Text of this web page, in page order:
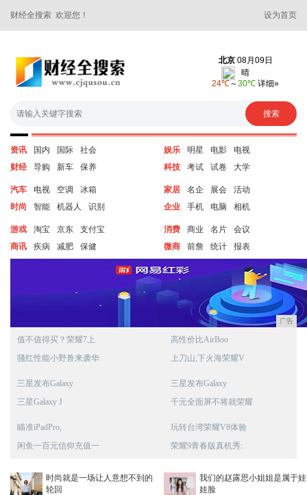
财经全搜索 欢迎您！ 设为首页
资讯 国内 国际
社会
财经
导购 新车 保养
娱乐 明星 电影
电视
科技
考试 试卷 大学
汽车 电视 空调
冰箱
时尚
智能 机器人 识别
家居 名企 展会
活动
企业
手机 电脑 相机
游戏 淘宝 京东
支付宝
商讯
疾病 减肥 保健
消费 商业 名片
会议
微商
前詹 统计 报表
广告
值不值得买？荣耀7上
骚红性能小野兽来袭华
高性价比AirBoo
上刀山,下火海荣耀V
三星发布Galaxy
三星Galaxy J
三星发布Galaxy
千元全面屏不将就荣耀
瞄准iPadPro,
闲鱼一百元信仰充值一
玩转台湾荣耀V8体验
荣耀9青春版真机秀:
时尚就是一场让人意想不到的
轮回
我们的赵露思小姐姐是属于娃
娃脸